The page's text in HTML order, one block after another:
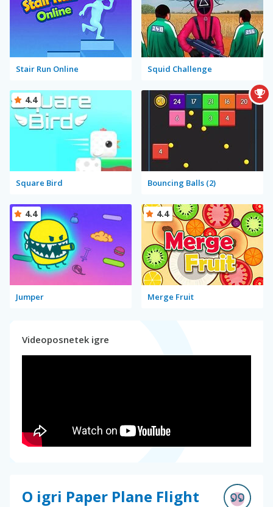
Stair Run Online Squid Challenge
Square Bird
4.4
Bouncing Balls (2)
Jumper
4.4
Merge Fruit
4.4
Videoposnetek igre
O igri Paper Plane Flight